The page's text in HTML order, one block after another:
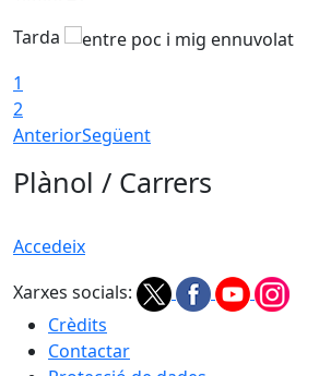
Tarda
1
2
AnteriorSegüent
Plànol / Carrers
Accedeix
Xarxes socials:
Crèdits
Contactar